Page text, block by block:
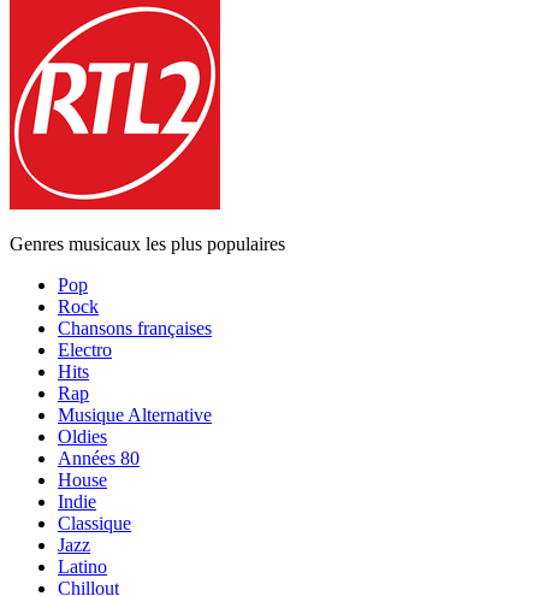
Genres musicaux les plus populaires
Pop
Rock
Chansons françaises
Electro
Hits
Rap
Musique Alternative
Oldies
Années 80
House
Indie
Classique
Jazz
Latino
Chillout